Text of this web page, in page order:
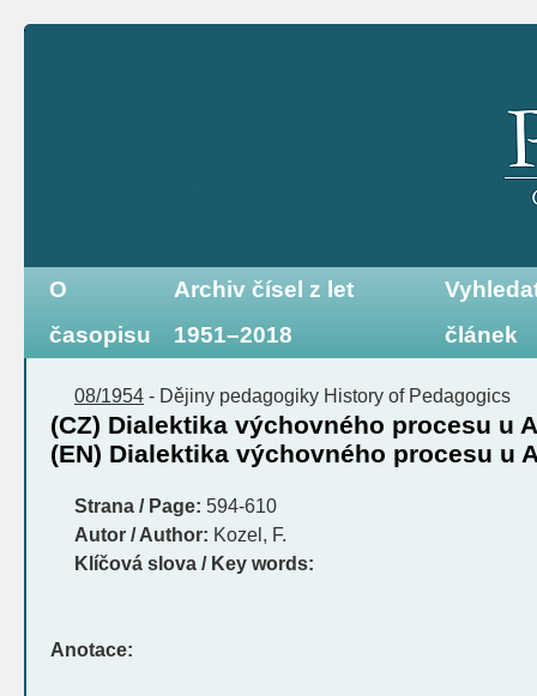
O
časopisu
Archiv čísel z let
1951–2018
článek
08/1954 - Dějiny pedagogiky History of Pedagogics
(CZ) Dialektika výchovného procesu u
(EN) Dialektika výchovného procesu u
Strana / Page: 594-610
Autor / Author: Kozel, F.
Klíčová slova / Key words:
Anotace: